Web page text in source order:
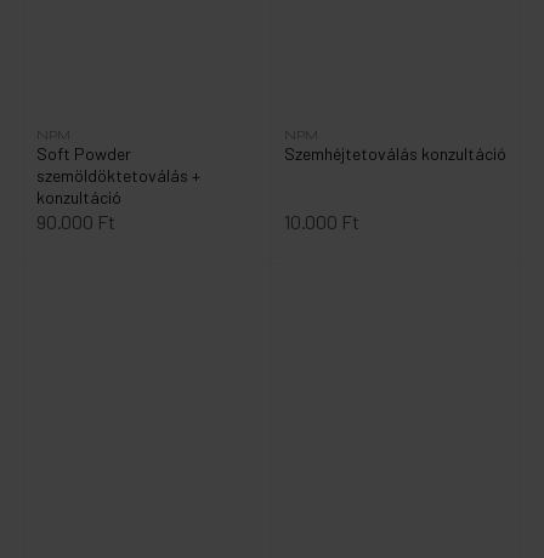
Soft Powder
szemöldöktetoválás +
konzultáció
NPM
90.000 Ft
Szemhéjtetoválás konzultáció
NPM
10.000 Ft